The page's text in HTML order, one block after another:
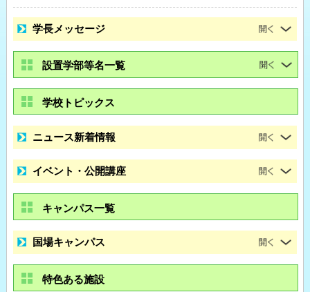
学長メッセージ
設置学部等名一覧
学校トピックス
ニュース新着情報
イベント・公開講座
キャンパス一覧
国場キャンパス
特色ある施設